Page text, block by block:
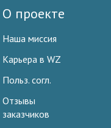
О проекте
Наша миссия
Карьера в WZ
Польз. согл.
Отзывы
заказчиков